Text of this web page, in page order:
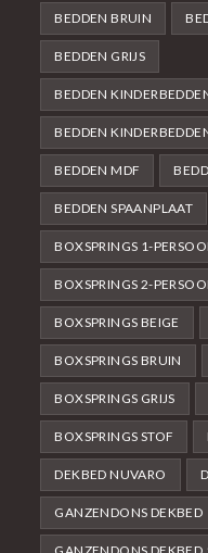
BEDDEN BRUIN
BEDDEN GRIJS
BEDDEN
BEDDEN
BEDDEN MDF
BEDDEN SPAANPLAAT
BOXSPRINGS 1-
BOXSPRINGS 2-
BOXSPRINGS BEIGE
BOXSPRINGS BRUIN
BOXSPRINGS GRIJS
BOXSPRINGS STOF
DEKBED NUVARO
GANZENDONS DEKBED